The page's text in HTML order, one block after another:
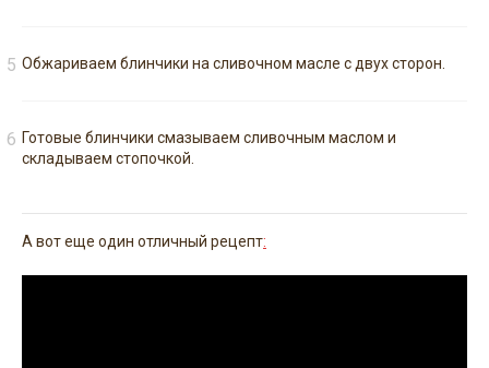
Обжариваем блинчики на сливочном масле с двух сторон.
Готовые блинчики смазываем сливочным маслом и
складываем стопочкой.
А вот еще один отличный рецепт: